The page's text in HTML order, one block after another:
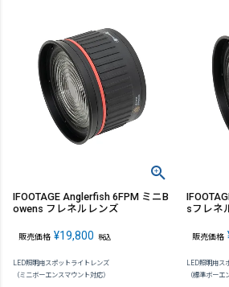
IFOOTAGE Anglerfish 6FPM ミニB
owens フレネルレンズ
販売価格 ¥19,800 税込
LED照明用スポットライトレンズ
（ミニボーエンスマウント対応）
sフレネ
販売価格
LED照明用ス
（標準ボーエ